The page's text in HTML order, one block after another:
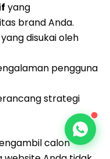
yang
brand Anda.
disukai oleh
pengguna
strategi
calon